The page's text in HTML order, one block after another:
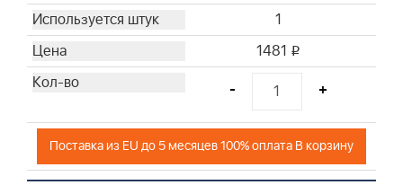
1
1481 i
- +
Поставка из EU до 5 месяцев 100% оплата В корзину